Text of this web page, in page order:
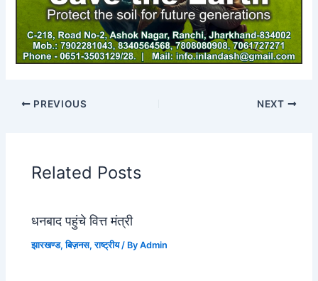
PREVIOUS NEXT
Related Posts
धनबाद पहुंचे वित्त मंत्री
झारखण्ड,बिज़नस,राष्ट्रीय/ ByAdmin